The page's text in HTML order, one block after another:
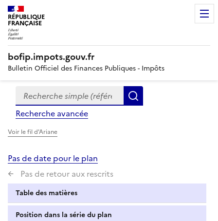
RÉPUBLIQUE
FRANÇAISE
bofip.impots.gouv.fr
Bulletin Officiel des Finances Publiques - Impôts
Formulaire
de
recherche
Recherche simple (références, mots clés, partie du
Recherche avancée
Voir le fil d'Ariane
Pas de date pour le plan
Pas de retour aux rescrits
Table des matières
Position dans la série du plan